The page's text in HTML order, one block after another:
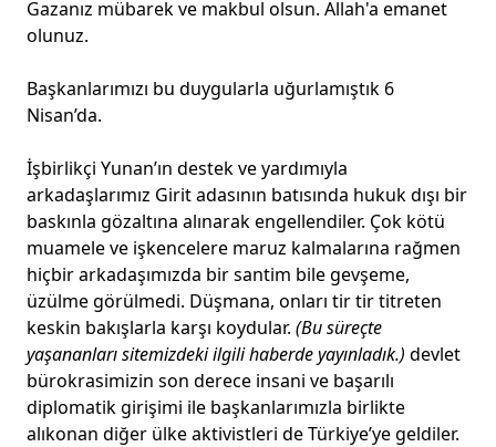
Gazanız mübarek ve makbul olsun. Allah'a emanet
olunuz.
Başkanlarımızı bu duygularla uğurlamıştık 6
Nisan’da.
İşbirlikçi Yunan’ın destek ve yardımıyla
arkadaşlarımız Girit adasının batısında hukuk dışı bir
baskınla gözaltına alınarak engellendiler. Çok kötü
muamele ve işkencelere maruz kalmalarına rağmen
hiçbir arkadaşımızda bir santim bile gevşeme,
üzülme görülmedi. Düşmana, onları tir tir titreten
keskin bakışlarla karşı koydular. (Bu süreçte
yaşananları sitemizdeki ilgili haberde yayınladık.) devlet
bürokrasimizin son derece insani ve başarılı
diplomatik girişimi ile başkanlarımızla birlikte
alıkonan diğer ülke aktivistleri de Türkiye’ye geldiler.